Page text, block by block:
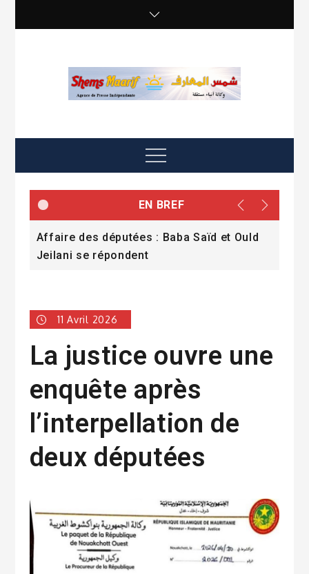
Menu
EN BREF
Affaire des députées : Baba Saïd et Ould
Jeilani se répondent
11 Avril 2026
La justice ouvre une
enquête après
l’interpellation de
deux députées